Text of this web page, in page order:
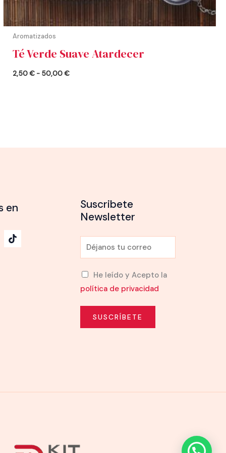
Aromatizados
Té Verde Suave Atardecer
2,50€ - 50,00€
en
Suscribete
Newsletter
m
a
He leído y Acepto la
política de privacidad
SUSCRÍBETE